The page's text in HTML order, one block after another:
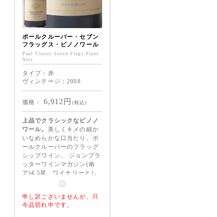
ポールクルーバー・セブン
フラッグス・ピノノワール
Paul Cluver Seven Flags Pinot
Noir
タイプ：赤
ヴィンテージ：2008
価格： 6,912 円 (税込)
上品でクラシックなピノノ
ワール。 美しくキメの細か
いなめらかな口当たり。ポ
ールクルーバーのフラッグ
シップワイン。 ジョンプラ
ッターワインマガジン(南
ア)4.5星、ワイナリーとし
申し訳ございませんが、只
今品切れ中です。